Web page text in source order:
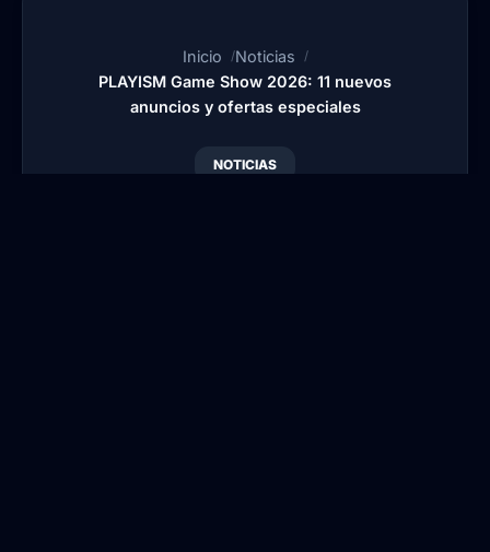
Inicio
Noticias
PLAYISM Game Show 2026: 11 nuevos
anuncios y ofertas especiales
NOTICIAS